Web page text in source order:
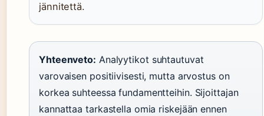
jännitettä.
Yhteenveto: Analyytikot suhtautuvat
varovaisen positiivisesti, mutta arvostus on
korkea suhteessa fundamentteihin. Sijoittajan
kannattaa tarkastella omia riskejään ennen